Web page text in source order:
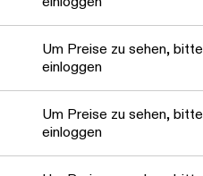
Um Preise zu sehen, bitte
einloggen
Um Preise zu sehen, bitte
einloggen